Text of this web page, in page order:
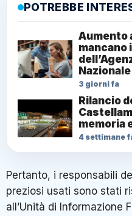
POTREBBE
Aumento
mancano
Nazionale
3 giorni fa
Rilancio
memoria
4 settimane
Pertanto, i responsabili
preziosi usati sono stati
all’Unità di Informazione